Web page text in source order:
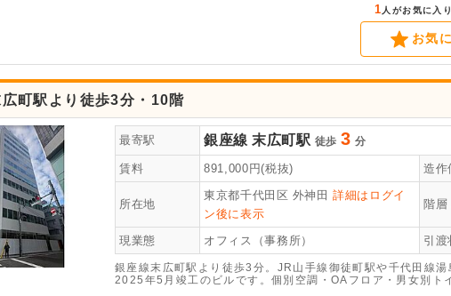
1 人がお気に入
お気
町駅より徒歩3分・10階
最寄駅 銀座線 末広町駅 徒歩 3 分
賃料 891,000 円(税抜) 造作
所在地
東京都千代田区 外神田詳細はログイ
ン後に表示
階
現業態 オフィス（事務所） 引渡
銀座線末広町駅より徒歩3分。JR山手線御徒町駅や千代田線
2025年5月竣工のビルです。個別空調・OAフロア・男女別ト